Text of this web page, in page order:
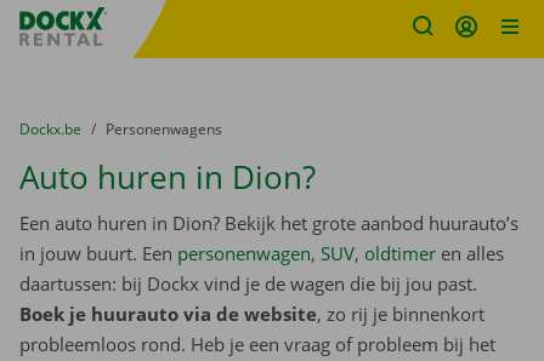
Fratello DEMO
U bevindt zich hier:
van
Dockx.be naar
Personenwagens
Auto huren in Dion?
Een auto huren in Dion? Bekijk het grote aanbod huurauto’s
in jouw buurt. Een personenwagen, SUV, oldtimer en alles
daartussen: bij Dockx vind je de wagen die bij jou past.
Boek je huurauto via de website, zo rij je binnenkort
probleemloos rond. Heb je een vraag of probleem bij het